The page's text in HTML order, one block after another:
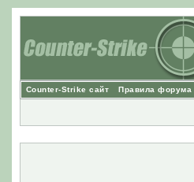
Counter-Strike сайт Правила форума